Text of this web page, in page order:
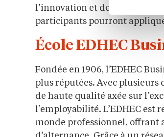
l’innovation et de la création
participants pourront
École EDHEC
Fondée en 1906, l’EDHEC
plus réputées. Avec plusieurs
de haute qualité axée sur
l’employabilité. L’EDHEC
monde professionnel, offrant